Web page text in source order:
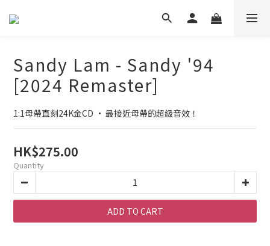
Sandy Lam - Sandy '94
[2024 Remaster]
1:1母帶直刻24K金CD • 最接近母帶的超級音效！
HK$275.00
Quantity
ADD TO CART